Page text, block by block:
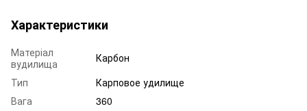
Характеристики
Матеріал
вудилища
Карбон
Тип
Карповое удилище
Вага
360